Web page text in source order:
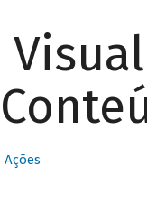
Ações